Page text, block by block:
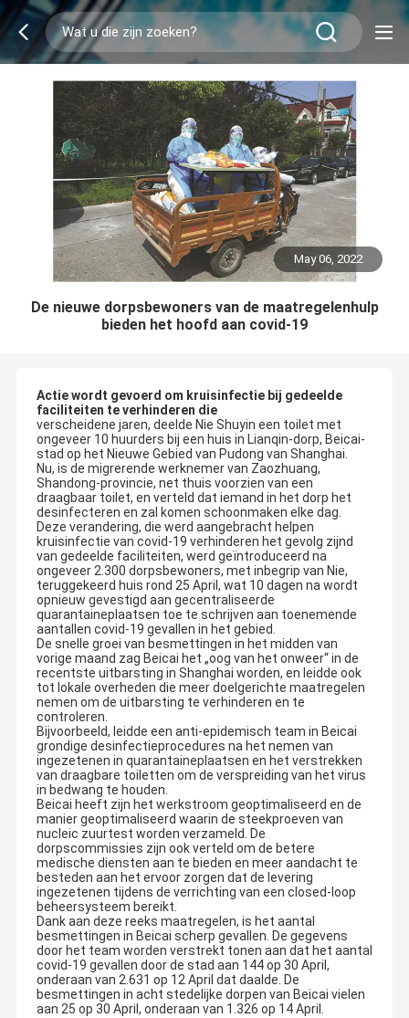
May 06, 2022
De nieuwe dorpsbewoners van de maatregelenhulp
bieden het hoofd aan covid-19
Actie wordt gevoerd om kruisinfectie bij gedeelde
faciliteiten te verhinderen die
verscheidene jaren, deelde Nie Shuyin een toilet met
ongeveer 10 huurders bij een huis in Lianqin-dorp, Beicai-
stad op het Nieuwe Gebied van Pudong van Shanghai.
Nu, is de migrerende werknemer van Zaozhuang,
Shandong-provincie, net thuis voorzien van een
draagbaar toilet, en verteld dat iemand in het dorp het
desinfecteren en zal komen schoonmaken elke dag.
Deze verandering, die werd aangebracht helpen
kruisinfectie van covid-19 verhinderen het gevolg zijnd
van gedeelde faciliteiten, werd geïntroduceerd na
ongeveer 2.300 dorpsbewoners, met inbegrip van Nie,
teruggekeerd huis rond 25 April, wat 10 dagen na wordt
opnieuw gevestigd aan gecentraliseerde
quarantaineplaatsen toe te schrijven aan toenemende
aantallen covid-19 gevallen in het gebied.
De snelle groei van besmettingen in het midden van
vorige maand zag Beicai het „oog van het onweer“ in de
recentste uitbarsting in Shanghai worden, en leidde ook
tot lokale overheden die meer doelgerichte maatregelen
nemen om de uitbarsting te verhinderen en te
controleren.
Bijvoorbeeld, leidde een anti-epidemisch team in Beicai
grondige desinfectieprocedures na het nemen van
ingezetenen in quarantaineplaatsen en het verstrekken
van draagbare toiletten om de verspreiding van het virus
in bedwang te houden.
Beicai heeft zijn het werkstroom geoptimaliseerd en de
manier geoptimaliseerd waarin de steekproeven van
nucleic zuurtest worden verzameld. De
dorpscommissies zijn ook verteld om de betere
medische diensten aan te bieden en meer aandacht te
besteden aan het ervoor zorgen dat de levering
ingezetenen tijdens de verrichting van een closed-loop
beheersysteem bereikt.
Dank aan deze reeks maatregelen, is het aantal
besmettingen in Beicai scherp gevallen. De gegevens
door het team worden verstrekt tonen aan dat het aantal
covid-19 gevallen door de stad aan 144 op 30 April,
onderaan van 2.631 op 12 April dat daalde. De
besmettingen in acht stedelijke dorpen van Beicai vielen
aan 25 op 30 April, onderaan van 1.326 op 14 April.